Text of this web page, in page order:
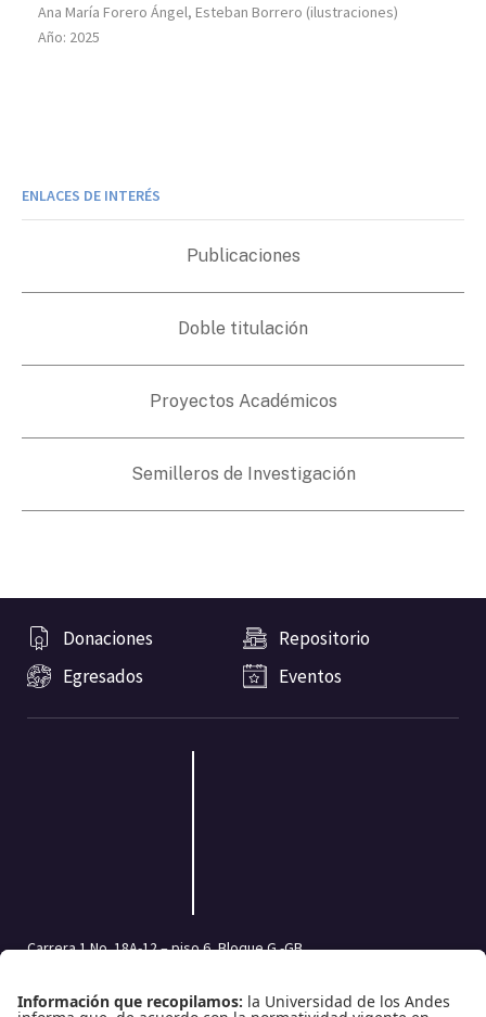
Ana María Forero Ángel, Esteban Borrero (ilustraciones)
Año: 2025
ENLACES DE INTERÉS
Publicaciones
Doble titulación
Proyectos Académicos
Semilleros de Investigación
Donaciones
Repositorio
Egresados
Eventos
Carrera 1 No. 18A-12 – piso 6, Bloque G -GB
Tel.: (601) 332 45 05 | (601) 339 49 49 Ext.: 2500